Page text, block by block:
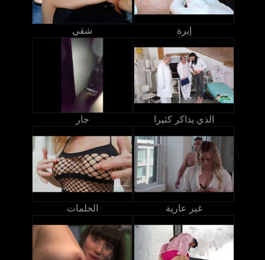
شقي إبرة
جار الذي يذاكر كثيرا
الحلمات غير عارية